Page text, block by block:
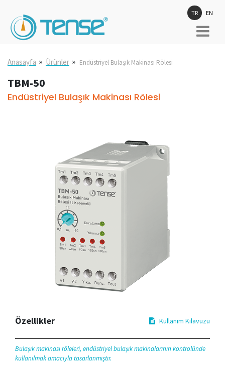
TR EN
Anasayfa » Ürünler » Endüstriyel Bulaşık Makinası Rölesi
TBM-50
Endüstriyel Bulaşık Makinası Rölesi
Özellikler Kullanım Kılavuzu
Bulaşık makinası röleleri, endüstriyel bulaşık makinalarının kontrolünde
kullanılmak amacıyla tasarlanmıştır.